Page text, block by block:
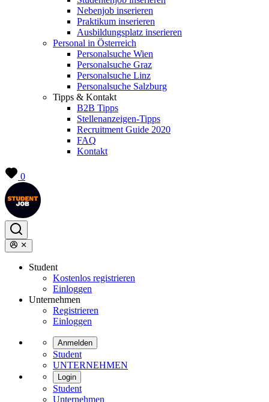
Nebenjob inserieren
Praktikum inserieren
Ausbildungsplatz inserieren
Personal in Österreich
Personalsuche Wien
Personalsuche Graz
Personalsuche Linz
Personalsuche Salzburg
Tipps & Kontakt
B2B Tipps
Stellenanzeigen-Tipps
Recruitment Guide 2020
FAQ
Kontakt
0
Student
Kostenlos registrieren
Einloggen
Unternehmen
Registrieren
Einloggen
Anmelden
Student
UNTERNEHMEN
Login
Student
Unternehmen